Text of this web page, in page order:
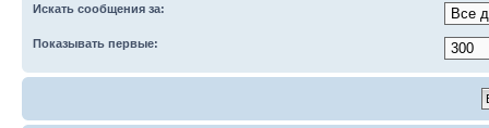
Искать сообщения за:
Показывать первые: